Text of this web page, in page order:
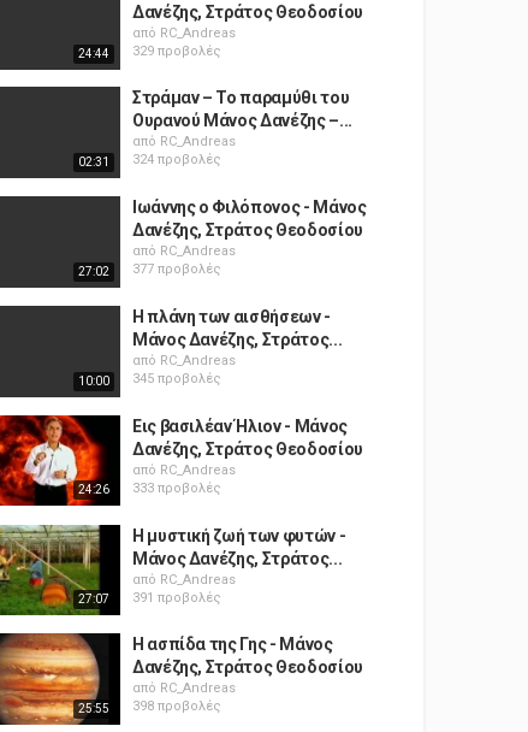
24:44
Δανέζης, Στράτος Θεοδοσίου
από RC_Andreas
329 προβολές
02:31
Στράμαν – Το παραμύθι του
Ουρανού Μάνος Δανέζης –...
από RC_Andreas
324 προβολές
27:02
Ιωάννης ο Φιλόπονος - Μάνος
Δανέζης, Στράτος Θεοδοσίου
από RC_Andreas
377 προβολές
10:00
Η πλάνη των αισθήσεων -
Μάνος Δανέζης, Στράτος...
από RC_Andreas
345 προβολές
24:26
Εις βασιλέαν Ήλιον - Μάνος
Δανέζης, Στράτος Θεοδοσίου
από RC_Andreas
333 προβολές
27:07
Η μυστική ζωή των φυτών -
Μάνος Δανέζης, Στράτος...
από RC_Andreas
391 προβολές
25:55
Η ασπίδα της Γης - Μάνος
Δανέζης, Στράτος Θεοδοσίου
από RC_Andreas
398 προβολές